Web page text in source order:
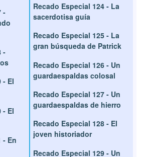
-
-
- El
- El
- En
Recado Especial 124 - La
sacerdotisa guía
Recado Especial 125 - La
gran búsqueda de Patrick
Recado Especial 126 - Un
guardaespaldas colosal
Recado Especial 127 - Un
guardaespaldas de hierro
Recado Especial 128 - El
joven historiador
Recado Especial 129 - Un